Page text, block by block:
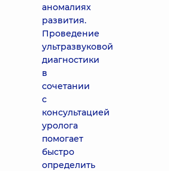
аномалиях
развития.
Проведение
ультразвуковой
диагностики
в
сочетании
с
консультацией
уролога
помогает
быстро
определить